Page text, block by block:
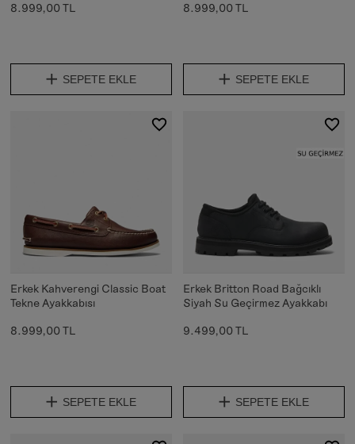
8.999,00 TL
SEPETE EKLE
8.999,00 TL
SEPETE EKLE
Erkek Kahverengi Classic Boat
Tekne Ayakkabısı
8.999,00 TL
SEPETE EKLE
Erkek Britton Road Bağcıklı
Siyah Su Geçirmez Ayakkabı
9.499,00 TL
SEPETE EKLE